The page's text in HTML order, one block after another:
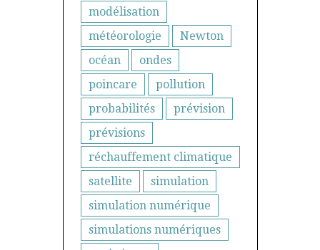
modélisation
météorologie
Newton
océan
ondes
poincare
pollution
probabilités
prévision
prévisions
réchauffement climatique
satellite
simulation
simulation numérique
simulations numériques